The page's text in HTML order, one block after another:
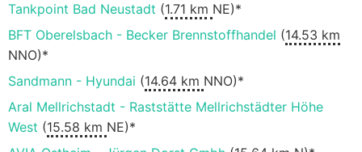
Tankpoint Bad Neustadt (1.71 km NE)*
BFT Oberelsbach - Becker Brennstoffhandel (14.53 km
NNO)*
Sandmann - Hyundai (14.64 km NNO)*
Aral Mellrichstadt - Raststätte Mellrichstädter Höhe
West (15.58 km NE)*